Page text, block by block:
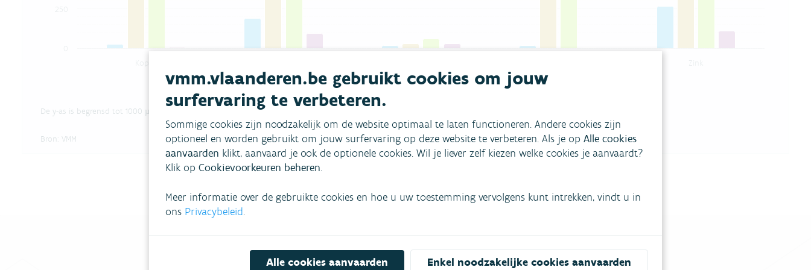
Meetcampagne Value Trading Hoboken Beerse Koksijde
End of interactive chart.
De y-as is begrensd tot 1000 µg/(m².dag). Bepaalde waarden voor Hoboken en Beerse zijn hoger dan 1000.
Bron: VMM
vmm.vlaanderen.be gebruikt cookies om jouw
surfervaring te verbeteren.
Sommige cookies zijn noodzakelijk om de website optimaal te laten functioneren. Andere cookies zijn
optioneel en worden gebruikt om jouw surfervaring op deze website te verbeteren. Als je op Alle cookies
aanvaarden klikt, aanvaard je ook de optionele cookies. Wil je liever zelf kiezen welke cookies je aanvaardt?
Klik op Cookievoorkeuren beheren.
Meer informatie over de gebruikte cookies en hoe u uw toestemming vervolgens kunt intrekken, vindt u in
ons Privacybeleid.
Alle cookies aanvaarden Enkel noodzakelijke cookies aanvaarden